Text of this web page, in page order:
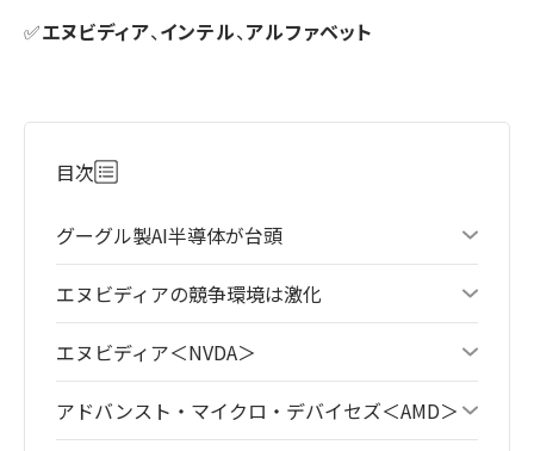
✅エヌビディア、インテル、アルファベット
目次
グーグル製AI半導体が台頭
エヌビディアの競争環境は激化
エヌビディア＜NVDA＞
アドバンスト・マイクロ・デバイセズ＜AMD＞